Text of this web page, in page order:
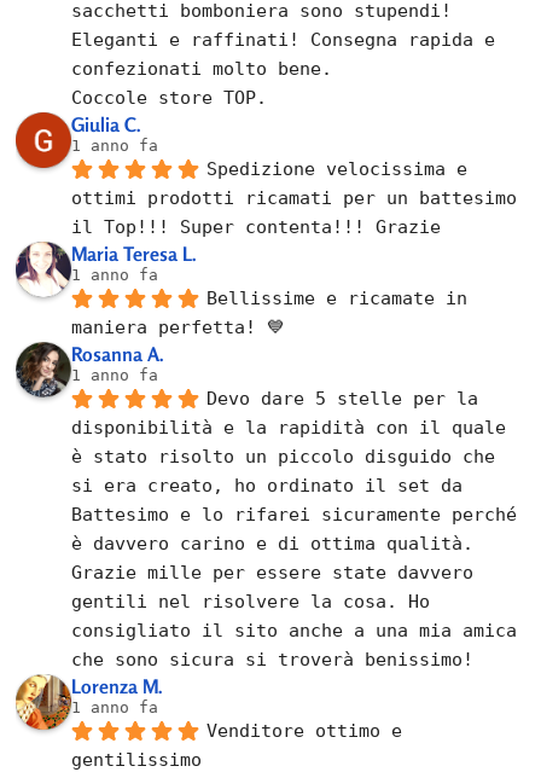
sacchetti bomboniera sono stupendi!
Eleganti e raffinati! Consegna rapida e
confezionati molto bene.
Coccole store TOP.
Giulia C.
1 anno fa
Spedizione velocissima e
ottimi prodotti ricamati per un battesimo
il Top!!! Super contenta!!! Grazie
Maria Teresa L.
1 anno fa
Bellissime e ricamate in
maniera perfetta! 💙
Rosanna A.
1 anno fa
Devo dare 5 stelle per la
disponibilità e la rapidità con il quale
è stato risolto un piccolo disguido che
si era creato, ho ordinato il set da
Battesimo e lo rifarei sicuramente perché
è davvero carino e di ottima qualità.
Grazie mille per essere state davvero
gentili nel risolvere la cosa. Ho
consigliato il sito anche a una mia amica
che sono sicura si troverà benissimo!
Lorenza M.
1 anno fa
Venditore ottimo e
gentilissimo